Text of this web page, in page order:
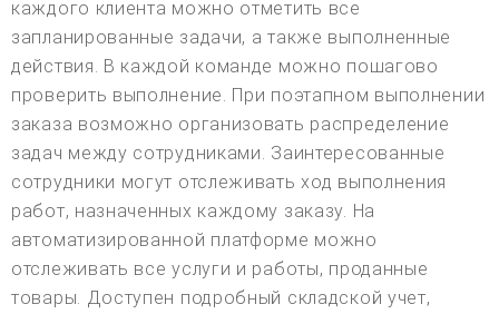
каждого клиента можно отметить все
запланированные задачи, а также выполненные
действия. В каждой команде можно пошагово
проверить выполнение. При поэтапном выполнении
заказа возможно организовать распределение
задач между сотрудниками. Заинтересованные
сотрудники могут отслеживать ход выполнения
работ, назначенных каждому заказу. На
автоматизированной платформе можно
отслеживать все услуги и работы, проданные
товары. Доступен подробный складской учет,